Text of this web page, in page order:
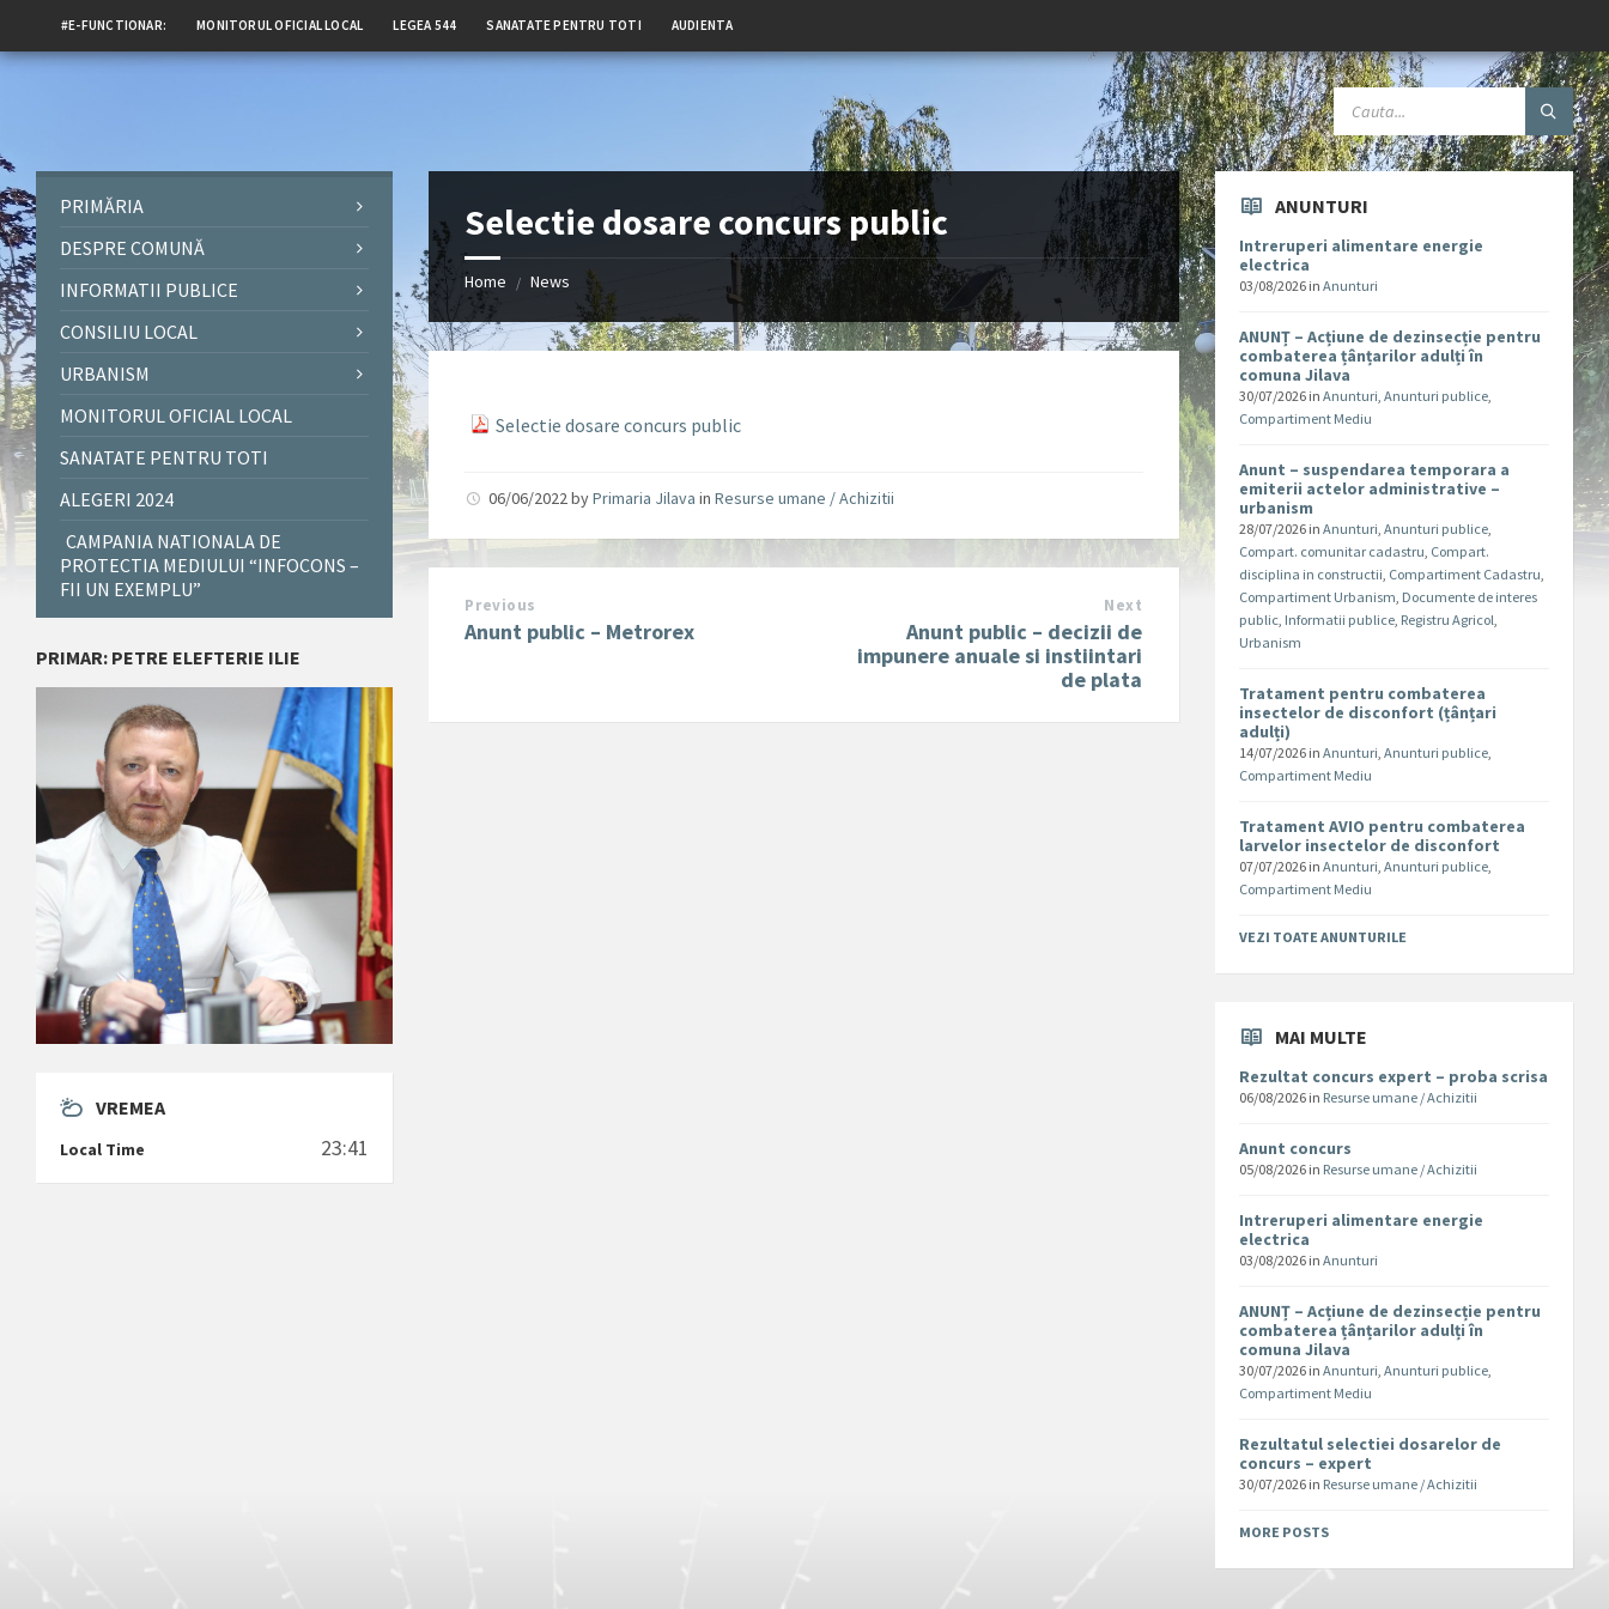
#E-FUNCTIONAR: MONITORUL OFICIAL LOCAL LEGEA 544 SANATATE PENTRU TOTI AUDIENTA
Selectie dosare concurs public
Home / News
Selectie dosare concurs public
06/06/2022byPrimaria Jilava inResurse umane / Achizitii
Previous
Anunt public – Metrorex
Next
Anunt public – decizii de
impunere anuale si instiintari
de plata
PRIMĂRIA
DESPRE COMUNĂ
INFORMATII PUBLICE
CONSILIU LOCAL
URBANISM
MONITORUL OFICIAL LOCAL
SANATATE PENTRU TOTI
ALEGERI 2024
CAMPANIA NATIONALA DE
PROTECTIA MEDIULUI “INFOCONS –
FII UN EXEMPLU”
PRIMAR: PETRE ELEFTERIE ILIE
VREMEA
Local Time 23:41
ANUNTURI
Intreruperi alimentare energie
electrica
03/08/2026 inAnunturi
ANUNȚ – Acțiune de dezinsecție pentru
combaterea țânțarilor adulți în
comuna Jilava
30/07/2026 inAnunturi,Anunturi publice,
Compartiment Mediu
Anunt – suspendarea temporara a
emiterii actelor administrative –
urbanism
28/07/2026 inAnunturi,Anunturi publice,
Compart. comunitar cadastru, Compart.
disciplina in constructii, Compartiment Cadastru,
Compartiment Urbanism, Documente de interes
public, Informatii publice, Registru Agricol,
Urbanism
Tratament pentru combaterea
insectelor de disconfort (țânțari
adulți)
14/07/2026 inAnunturi,Anunturi publice,
Compartiment Mediu
Tratament AVIO pentru combaterea
larvelor insectelor de disconfort
07/07/2026 inAnunturi,Anunturi publice,
Compartiment Mediu
VEZI TOATE ANUNTURILE
MAI MULTE
Rezultat concurs expert – proba scrisa
06/08/2026 in Resurse umane / Achizitii
Anunt concurs
05/08/2026 in Resurse umane / Achizitii
Intreruperi alimentare energie
electrica
03/08/2026 inAnunturi
ANUNȚ – Acțiune de dezinsecție pentru
combaterea țânțarilor adulți în
comuna Jilava
30/07/2026 inAnunturi,Anunturi publice,
Compartiment Mediu
Rezultatul selectiei dosarelor de
concurs – expert
30/07/2026 in Resurse umane / Achizitii
MORE POSTS